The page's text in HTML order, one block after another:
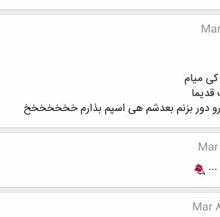
میام
قدیما
رو دور بزنم بعدشم هی اسپم بذارم خخخخخخخ
Mar
Mar